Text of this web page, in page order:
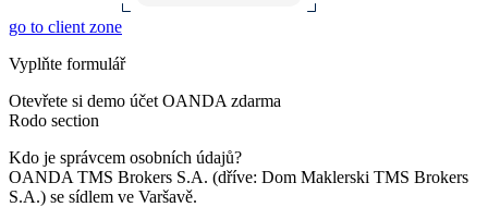
go to client zone
Vyplňte formulář
Otevřete si demo účet OANDA zdarma
Rodo section
Kdo je správcem osobních údajů?
OANDA TMS Brokers S.A. (dříve: Dom Maklerski TMS Brokers
S.A.) se sídlem ve Varšavě.